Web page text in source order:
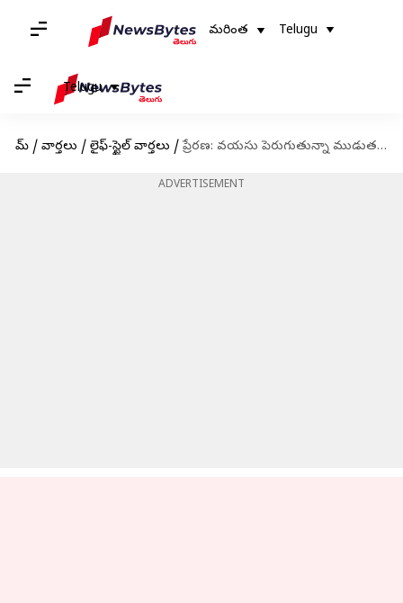
మరింత Telugu
Telugu
హోమ్ / వార్తలు / లైఫ్-స్టైల్ వార్తలు / ప్రేరణ: వయసు పెరుగుతున్నా ముడుతలు రాకుండా చేసేది నవ్వు మాత్రమే, నవ్వడం ఈరోజే స్టార్ట్ చేయండి
ADVERTISEMENT